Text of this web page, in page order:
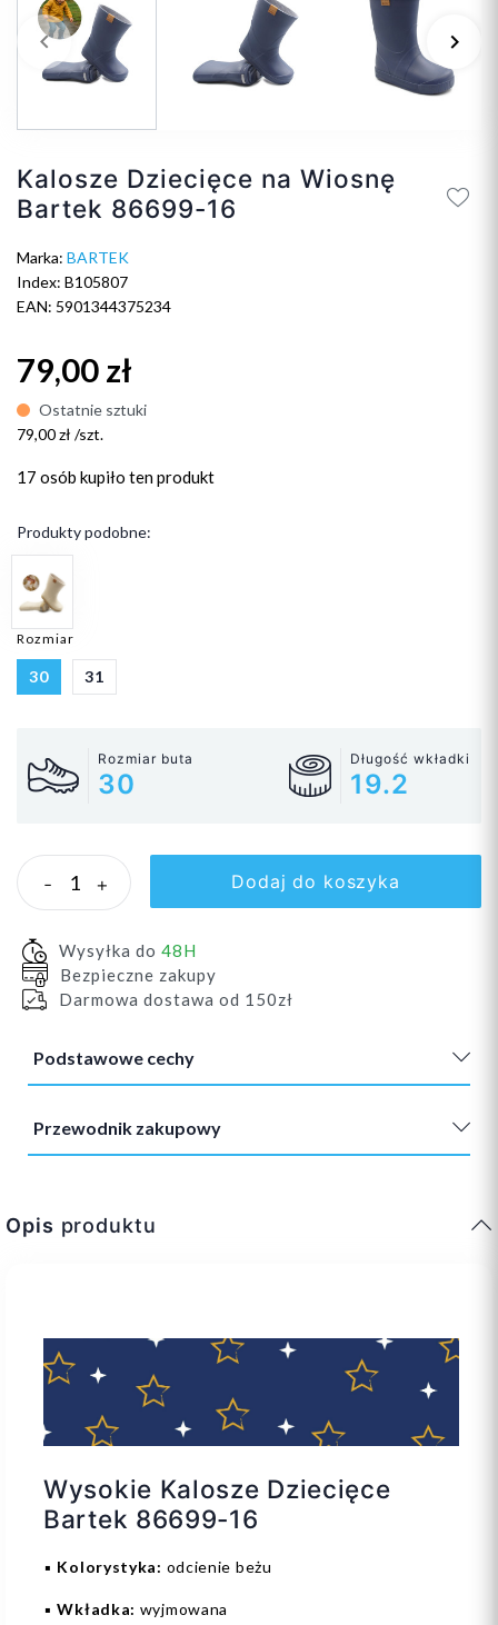
Poprzedni
keyboard_arrow_left keyboard_arrow_right
Kalosze Dziecięce na Wiosnę
Bartek 86699-16
Marka: BARTEK
Index: B105807
EAN: 5901344375234
79,00 zł
Ostatnie sztuki
79,00 zł /szt.
17 osób kupiło ten produkt
Produkty podobne:
Rozmiar
30 31
Rozmiar buta
30
Długość wkładki
19.2
- + Dodaj do koszyka
Wysyłka do 48H
Bezpieczne zakupy
Darmowa dostawa od 150zł
Podstawowe cechy
Przewodnik zakupowy
Opis produktu
Wysokie Kalosze Dziecięce
Bartek 86699-16
▪️ Kolorystyka: odcienie beżu
▪️Wkładka: wyjmowana